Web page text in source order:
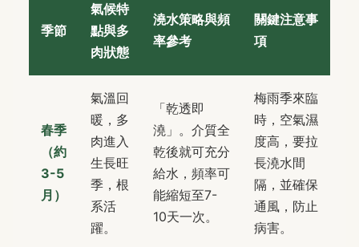
季節
氣候特
點與多
肉狀態
澆水策略與頻
率參考
關鍵注意事
項
春季
（約
3-5
月）
氣溫回
暖，多
肉進入
生長旺
季，根
系活
躍。
「乾透即
澆」。介質全
乾後就可充分
給水，頻率可
能縮短至7-
10天一次。
梅雨季來臨
時，空氣濕
度高，要拉
長澆水間
隔，並確保
通風，防止
病害。